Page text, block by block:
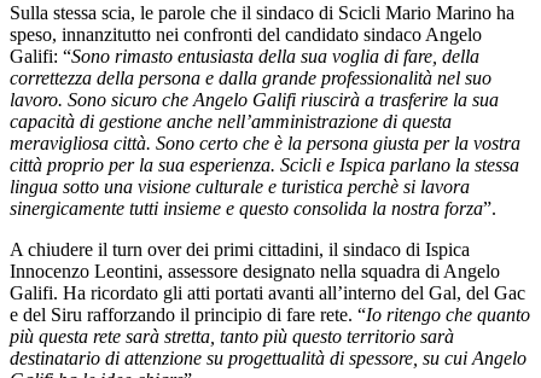
Sulla stessa scia, le parole che il sindaco di Scicli Mario Marino ha
speso, innanzitutto nei confronti del candidato sindaco Angelo
Galifi: “Sono rimasto entusiasta della sua voglia di fare, della
correttezza della persona e dalla grande professionalità nel suo
lavoro. Sono sicuro che Angelo Galifi riuscirà a trasferire la sua
capacità di gestione anche nell’amministrazione di questa
meravigliosa città. Sono certo che è la persona giusta per la vostra
città proprio per la sua esperienza. Scicli e Ispica parlano la stessa
lingua sotto una visione culturale e turistica perchè si lavora
sinergicamente tutti insieme e questo consolida la nostra forza”.
A chiudere il turn over dei primi cittadini, il sindaco di Ispica
Innocenzo Leontini, assessore designato nella squadra di Angelo
Galifi. Ha ricordato gli atti portati avanti all’interno del Gal, del Gac
e del Siru rafforzando il principio di fare rete. “Io ritengo che quanto
più questa rete sarà stretta, tanto più questo territorio sarà
destinatario di attenzione su progettualità di spessore, su cui Angelo